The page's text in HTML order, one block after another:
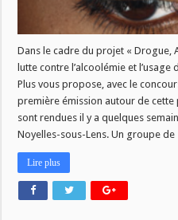
Dans le cadre du projet « Drogue,
lutte contre l’alcoolémie et
Plus vous propose, avec le
première émission autour de
sont rendues il y a quelques
Noyelles-sous-Lens. Un groupe de
Lire plus